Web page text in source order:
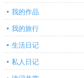
我的作品
我的旅行
生活日记
私人日记